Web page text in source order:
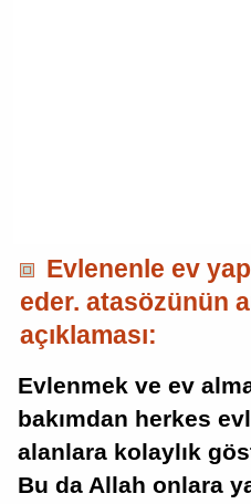
Evlenenle ev
eder. atasözünün
açıklaması:
Evlenmek ve ev
bakımdan herkes
alanlara kolaylık
Bu da Allah onlara